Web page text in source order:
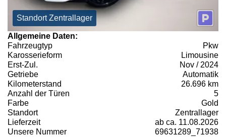
Standort Zentrallager
Allgemeine Daten:
Fahrzeugtyp
Pkw
Karosserieform
Limousine
Erst-Zul.
Nov / 2024
Getriebe
Automatik
Kilometerstand
26.696 km
Anzahl der Türen
5
Farbe
Gold
Standort
Zentrallager
Lieferzeit
ab ca. 11.08.2026
Unsere Nummer
69631289_71938